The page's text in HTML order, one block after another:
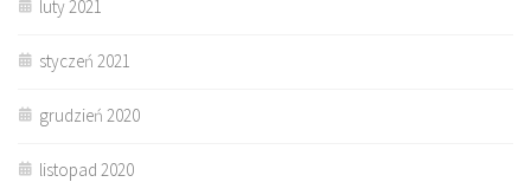
luty 2021
styczeń 2021
grudzień 2020
listopad 2020